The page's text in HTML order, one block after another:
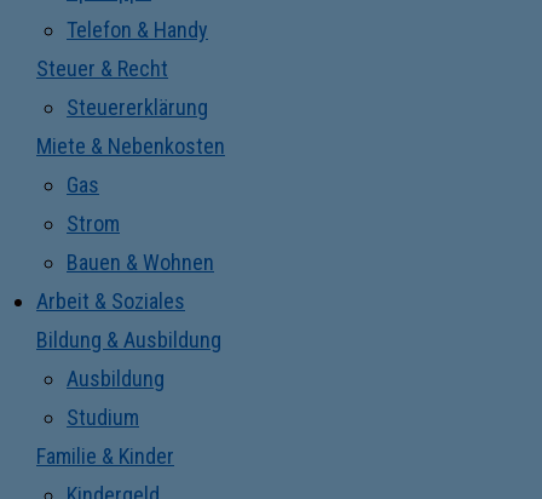
Telefon & Handy
Steuer & Recht
Steuererklärung
Miete & Nebenkosten
Gas
Strom
Bauen & Wohnen
Arbeit & Soziales
Bildung & Ausbildung
Ausbildung
Studium
Familie & Kinder